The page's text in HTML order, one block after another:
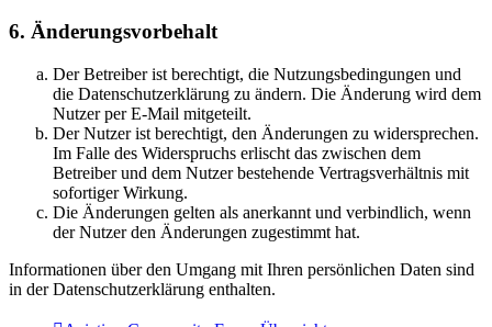
6. Änderungsvorbehalt
Der Betreiber ist berechtigt, die Nutzungsbedingungen und
die Datenschutzerklärung zu ändern. Die Änderung wird dem
Nutzer per E-Mail mitgeteilt.
Der Nutzer ist berechtigt, den Änderungen zu widersprechen.
Im Falle des Widerspruchs erlischt das zwischen dem
Betreiber und dem Nutzer bestehende Vertragsverhältnis mit
sofortiger Wirkung.
Die Änderungen gelten als anerkannt und verbindlich, wenn
der Nutzer den Änderungen zugestimmt hat.
Informationen über den Umgang mit Ihren persönlichen Daten sind
in der Datenschutzerklärung enthalten.